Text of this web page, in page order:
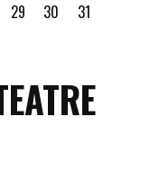
29
30
31